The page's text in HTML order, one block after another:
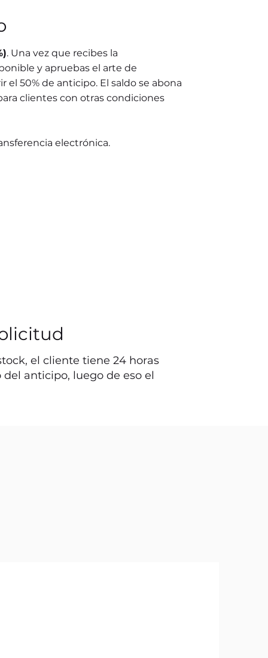
. Una vez que recibes la
y apruebas el arte de
el 50% de anticipo. El saldo se abona
clientes con otras condiciones
electrónica.
el cliente tiene 24 horas
anticipo, luego de eso el